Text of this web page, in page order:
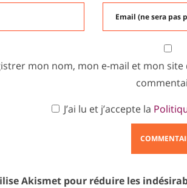
mon nom, mon e-mail et mon
J’ai lu et j’accepte la
Akismet pour réduire les